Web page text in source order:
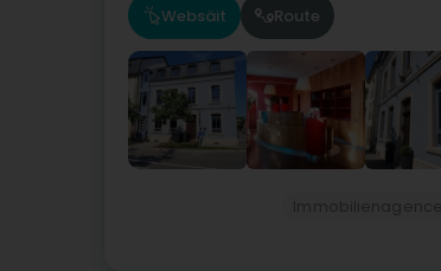
Websäit Route